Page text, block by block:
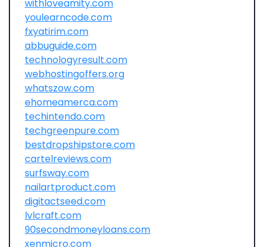
withloveamity.com
youlearncode.com
fxyatirim.com
abbuguide.com
technologyresult.com
webhostingoffers.org
whatszow.com
ehomeamerca.com
techintendo.com
techgreenpure.com
bestdropshipstore.com
cartelreviews.com
surfsway.com
nailartproduct.com
digitactseed.com
lvlcraft.com
90secondmoneyloans.com
xenmicro.com